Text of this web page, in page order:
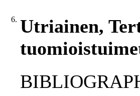
6. Utriainen,